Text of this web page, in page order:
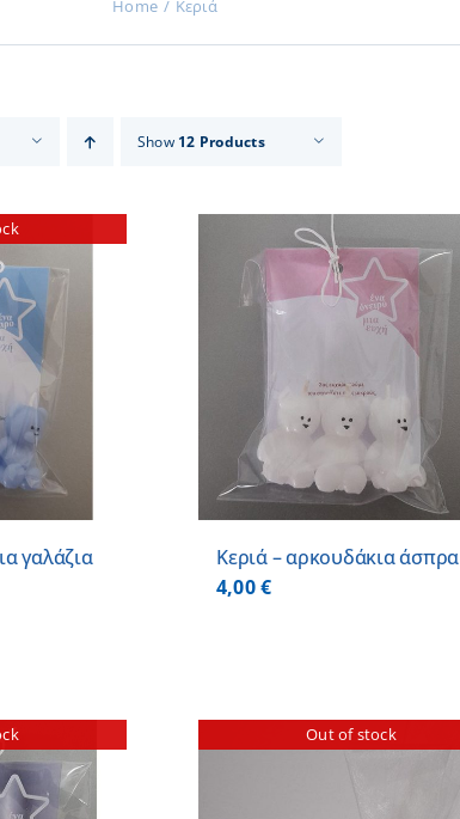
Home Κεριά
Show 12 Products
γαλάζια
CART
Κεριά – αρκουδάκια άσπρα
4,00€
Out of stock